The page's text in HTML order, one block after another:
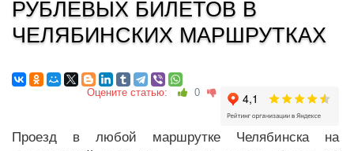
РУБЛЕВЫХ БИЛЕТОВ В
ЧЕЛЯБИНСКИХ МАРШРУТКАХ
Оцените статью: 0
Проезд в любой маршрутке Челябинска на